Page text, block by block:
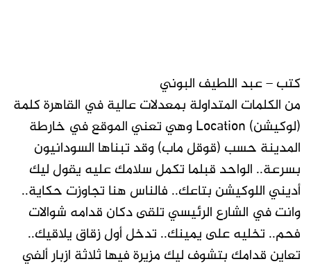
كتب – عبد اللطيف البوني
من الكلمات المتداولة بمعدلات عالية في القاهرة كلمة
(لوكيشن) Location وهي تعني الموقع في خارطة
المدينة حسب (قوقل ماب) وقد تبناها السودانيون
بسرعة.. الواحد قبلما تكمل سلامك عليه يقول ليك
أديني اللوكيشن بتاعك.. فالناس هنا تجاوزت حكاية..
وانت في الشارع الرئيسي تلقى دكان قدامه شوالات
فحم.. تخليه على يمينك.. تدخل أول زقاق يلاقيك..
تعاين قدامك بتشوف ليك مزيرة فيها ثلاثة ازبار ألفي